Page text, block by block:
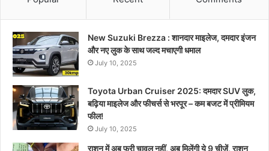
New Suzuki Brezza : शानदार माइलेज, दमदार इंजन
और नए लुक के साथ जल्द मचाएगी धमाल
July 10, 2025
Toyota Urban Cruiser 2025: दमदार SUV लुक,
बढ़िया माइलेज और फीचर्स से भरपूर – कम बजट में प्रीमियम
फील!
July 10, 2025
राशन में अब फ्री चावल नहीं, अब मिलेंगी ये 9 चीजें, राशन